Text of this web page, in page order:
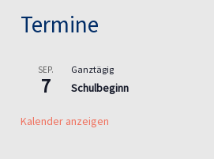
Termine
SEP.
7
Ganztägig
Schulbeginn
Kalender anzeigen